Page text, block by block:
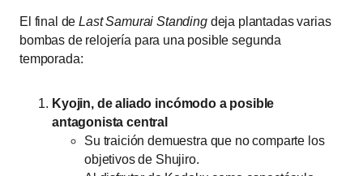
El final deLast Samurai Standingdeja plantadas varias
bombas de relojería para una posible segunda
temporada:
Kyojin, de aliado incómodo a posible
antagonista central
Su traición demuestra que no comparte los
objetivos de Shujiro.